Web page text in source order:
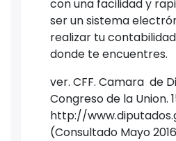
con una facilidad y
ser un sistema
realizar tu
donde te encuentres.
ver. CFF. Camara de
Congreso de la Union.
http://
(Consultado Mayo